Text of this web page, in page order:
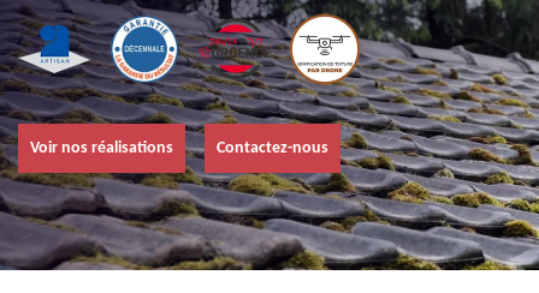
Voir nos réalisations Contactez-nous